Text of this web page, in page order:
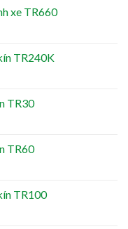
xe TR660
TR240K
TR30
TR60
TR100